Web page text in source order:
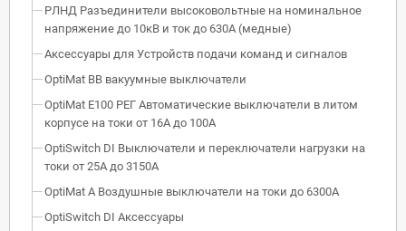
РЛНД Разъединители высоковольтные на номинальное
напряжение до 10кВ и ток до 630А (медные)
Аксессуары для Устройств подачи команд и сигналов
OptiMat BB вакуумные выключатели
OptiMat E100 РЕГ Автоматические выключатели в литом
корпусе на токи от 16А до 100А
OptiSwitch DI Выключатели и переключатели нагрузки на
токи от 25А до 3150А
OptiMat A Воздушные выключатели на токи до 6300А
OptiSwitch DI Аксессуары